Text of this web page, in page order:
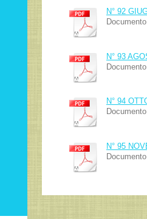
N° 92
N° 93
N° 94
N° 95